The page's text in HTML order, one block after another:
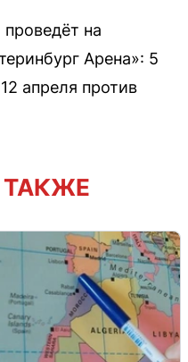
на
Арена»: 5
апреля против
ТАКЖЕ